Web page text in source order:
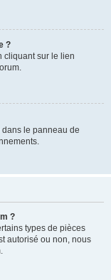
?
cliquant sur le lien
le panneau de
?
types de pièces
autorisé ou non, nous